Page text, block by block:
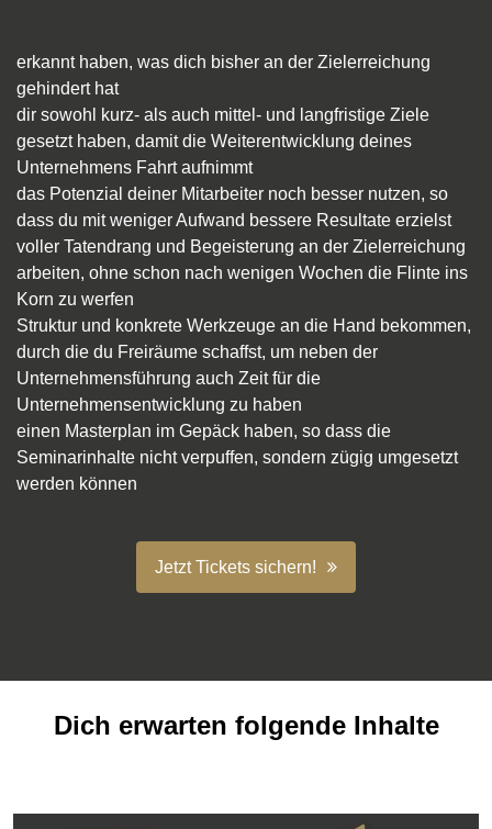
erkannt haben, was dich bisher an der Zielerreichung
gehindert hat
dir sowohl kurz- als auch mittel- und langfristige Ziele
gesetzt haben, damit die Weiterentwicklung deines
Unternehmens Fahrt aufnimmt
das Potenzial deiner Mitarbeiter noch besser nutzen, so
dass du mit weniger Aufwand bessere Resultate erzielst
voller Tatendrang und Begeisterung an der Zielerreichung
arbeiten, ohne schon nach wenigen Wochen die Flinte ins
Korn zu werfen
Struktur und konkrete Werkzeuge an die Hand bekommen,
durch die du Freiräume schaffst, um neben der
Unternehmensführung auch Zeit für die
Unternehmensentwicklung zu haben
einen Masterplan im Gepäck haben, so dass die
Seminarinhalte nicht verpuffen, sondern zügig umgesetzt
werden können
Jetzt Tickets sichern!
Dich erwarten folgende Inhalte